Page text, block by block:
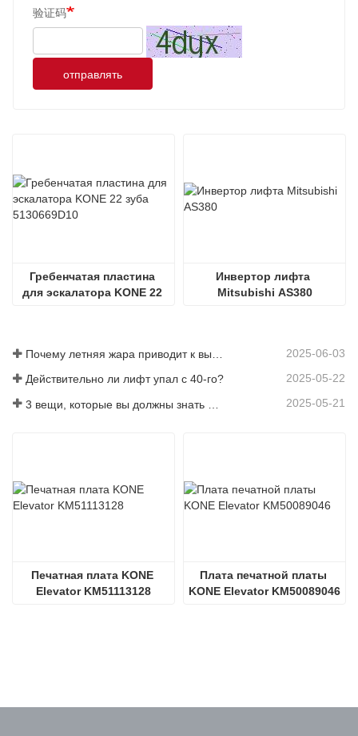
验证码
отправлять
Гребенчатая пластина
для эскалатора KONE 22
Инвертор лифта
Mitsubishi AS380
2025-06-03
Действительно ли лифт упал с 40-го? 2025-05-22
2025-05-21
Печатная плата KONE
Elevator KM51113128
Плата печатной платы
KONE Elevator KM50089046